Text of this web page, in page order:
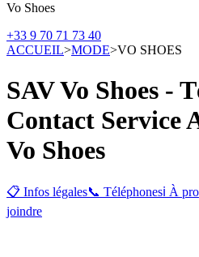
Vo Shoes
+33 9 70 71 73 40
ACCUEIL>MODE>VO SHOES
SAV Vo Shoes -
Contact Service
Vo Shoes
📋 Infos légales📞 Téléphonesℹ️ À
joindre